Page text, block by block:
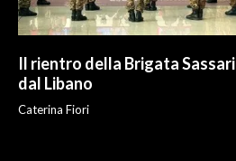
Il rientro della Brigata Sassari
dal Libano
Caterina Fiori